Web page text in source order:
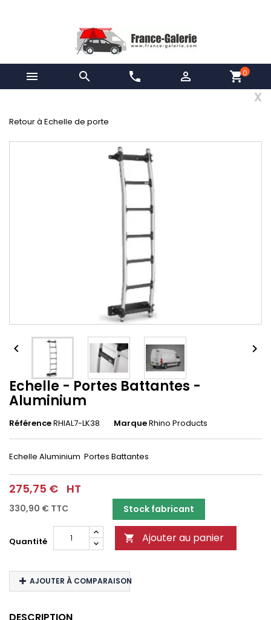
  phone  shopping_cart0
x
Retour à Echelle de porte
 
Echelle - Portes Battantes -
Aluminium
RéférenceRHIAL7-LK38 MarqueRhino Products
Echelle Aluminium Portes Battantes
275,75 € HT
330,90 € TTC Stock fabricant
Quantité  Ajouter au panier
AJOUTER À COMPARAISON